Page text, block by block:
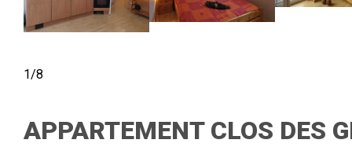
1/8
APPARTEMENT CLOS DES